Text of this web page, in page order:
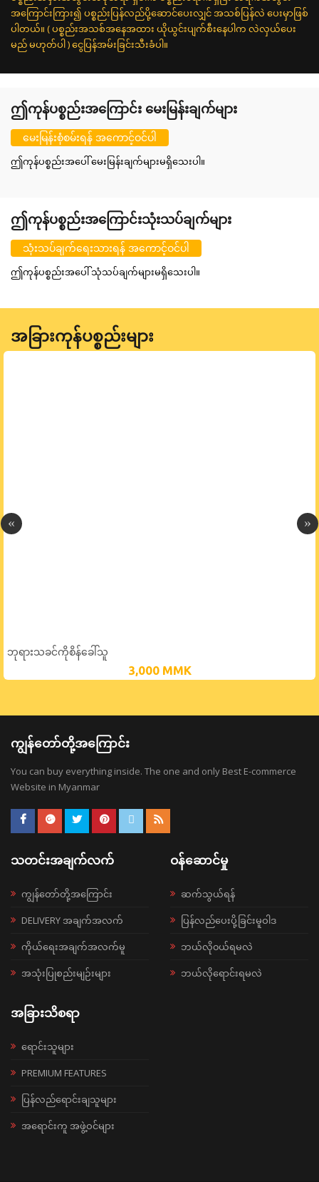
အကြောင်းကြား၍ ပစ္စည်းပြန်လည်ပို့ဆောင်ပေးလျှင် အသစ်ပြန်လဲ ပေးမှာဖြစ်
ပါတယ်။ ( ပစ္စည်းအသစ်အနေအထား ယိုယွင်းပျက်စီးနေပါက လဲလှယ်ပေး
မည် မဟုတ်ပါ ) ငွေပြန်အမ်းခြင်းသီးခံပါ။
ဤကုန်ပစ္စည်းအကြောင်း မေးမြန်းချက်များ
မေးမြန်းစုံစမ်းရန် အကောင့်ဝင်ပါ
ဤကုန်ပစ္စည်းအပေါ် မေးမြန်းချက်များမရှိသေးပါ။
ဤကုန်ပစ္စည်းအကြောင်းသုံးသပ်ချက်များ
သုံးသပ်ချက်ရေးသားရန် အကောင့်ဝင်ပါ
ဤကုန်ပစ္စည်းအပေါ် သုံသပ်ချက်များမရှိသေးပါ။
အခြားကုန်ပစ္စည်းများ
ဘုရားသခင်ကိုစိန်ခေါ်သူ
3,000 MMK
ကျွန်တော်တို့အကြောင်း
You can buy everything inside. The one and only Best E-commerce
Website in Myanmar
သတင်းအချက်လက်
ကျွန်တော်တို့အကြောင်း
DELIVERY အချက်အလက်
ကိုယ်ရေးအချက်အလက်မူ
အသုံးပြုစည်းမျဉ်းများ
ဝန်ဆောင်မှု
ဆက်သွယ်ရန်
ပြန်လည်ပေးပို့ခြင်းမူဝါဒ
ဘယ်လို၀ယ်ရမလဲ
ဘယ်လိုရောင်းရမလဲ
အခြားသိစရာ
ရောင်းသူများ
PREMIUM FEATURES
ပြန်လည်ရောင်းချသူများ
အရောင်းကူ အဖွဲ့ဝင်များ